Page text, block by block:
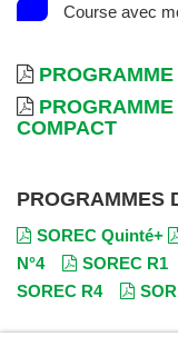
Course avec
COMPACT
PROGRAMMES
SOREC Quinté+
N°4
SOREC R1
SOREC R4